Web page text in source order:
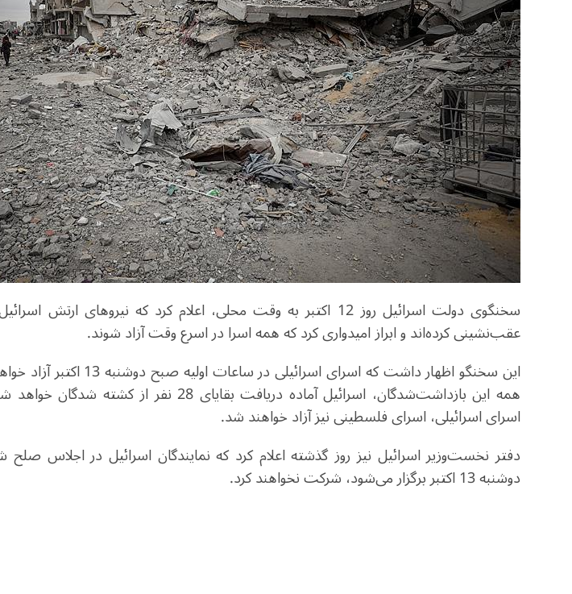
سخنگوی دولت اسرائیل روز 12 اکتبر به وقت محلی، اعلام کرد که نیروهای
عقب‌نشینی کرده‌اند و ابراز امیدواری کرد که همه اسرا در اسرع وقت آزاد شوند.
این سخنگو اظهار داشت که اسرای
همه این بازداشت‌شدگان، اسرائیل آماده دریافت بقایای 28
اسرای اسرائیلی، اسرای فلسطینی نیز آزاد خواهند شد.
دفتر نخست‌وزیر اسرائیل نیز روز گذشته اعلام کرد که نمایندگان اسرائیل در اجلاس
دوشنبه 13 اکتبر برگزار می‌شود، شرکت نخواهند کرد.